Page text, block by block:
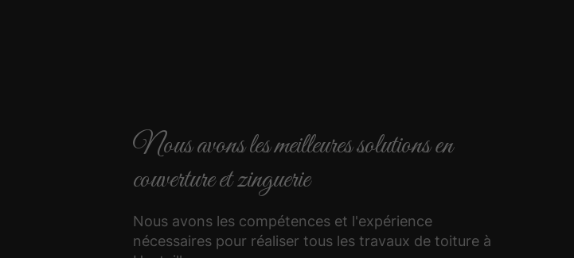
Nous avons les meilleures solutions en
couverture et zinguerie
Nous avons les compétences et l'expérience
nécessaires pour réaliser tous les travaux de toiture à